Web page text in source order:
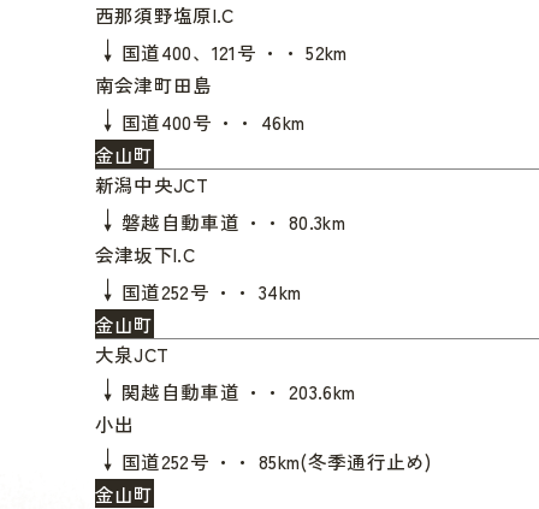
西那須野塩原I.C
↓ 国道400、121号 ・・ 52km
南会津町田島
↓ 国道400号 ・・ 46km
金山町
新潟中央JCT
↓ 磐越自動車道 ・・ 80.3km
会津坂下I.C
↓ 国道252号 ・・ 34km
金山町
大泉JCT
↓ 関越自動車道 ・・ 203.6km
小出
↓ 国道252号 ・・ 85km(冬季通行止め)
金山町